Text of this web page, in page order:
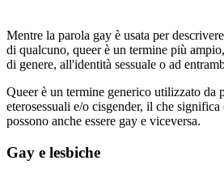
Mentre la parola gay è usata per
di qualcuno, queer è un termine più
di genere, all'identità sessuale o ad
Queer è un termine generico utilizzato da
eterosessuali e/o cisgender, il che significa
possono anche essere gay e viceversa.
Gay e lesbiche